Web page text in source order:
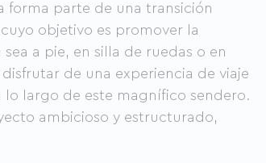
forma parte de una transición
objetivo es promover la
a pie, en silla de ruedas o en
de una experiencia de viaje
lo largo de este magnífico sendero.
ambicioso y estructurado,